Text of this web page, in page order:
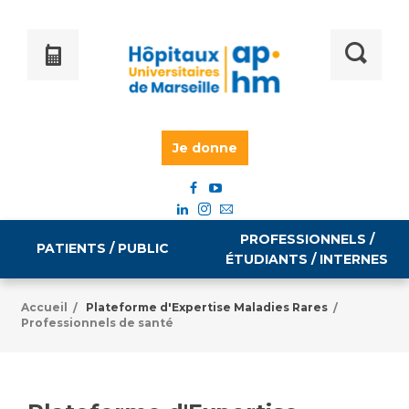
Je donne
PATIENTS / PUBLIC
PROFESSIONNELS /
ÉTUDIANTS / INTERNES
Emploi / formation
Accueil / Plateforme d'Expertise Maladies Rares /
Professionnels de santé